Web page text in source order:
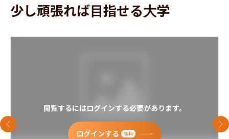
少し頑張れば目指せる大学
閲覧するにはログインする必要があります。
ログインする 無料
前のスライド 次